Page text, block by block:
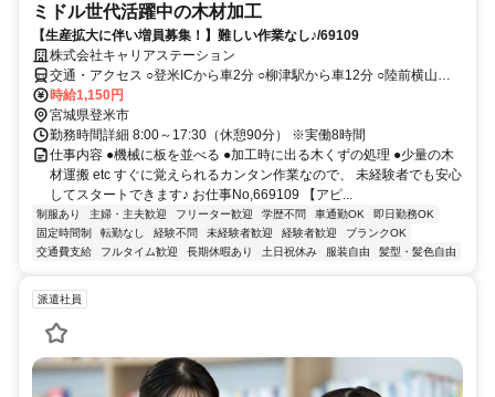
ミドル世代活躍中の木材加工
【生産拡大に伴い増員募集！】難しい作業なし♪/69109
株式会社キャリアステーション
交通・アクセス ○登米ICから車2分 ○柳津駅から車12分 ○陸前横山駅
から車18分
時給1,150円
宮城県登米市
勤務時間詳細 8:00～17:30（休憩90分） ※実働8時間
仕事内容 ●機械に板を並べる ●加工時に出る木くずの処理 ●少量の木
材運搬 etc すぐに覚えられるカンタン作業なので、 未経験者でも安心
してスタートできます♪ お仕事No,669109 【アピ...
制服あり 主婦・主夫歓迎 フリーター歓迎 学歴不問 車通勤OK
即日勤務OK
固定時間制
転勤なし 経験不問 未経験者歓迎 経験者歓迎
ブランクOK
交通費支給
フルタイム歓迎 長期休暇あり 土日祝休み 服装自由 髪型・髪色自由
派遣社員